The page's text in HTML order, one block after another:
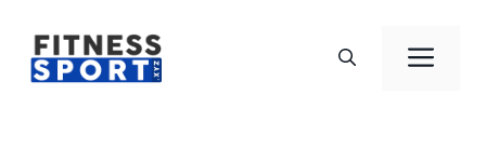
contenu